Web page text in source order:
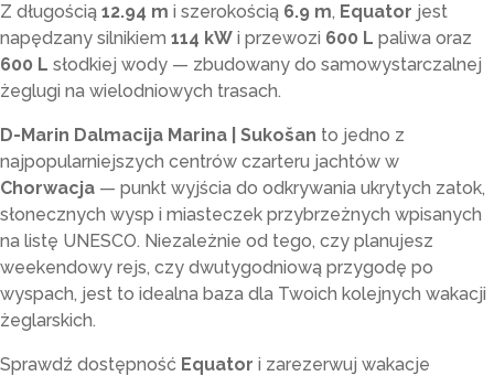
Z długością 12.94 m i szerokością 6.9 m, Equator jest
napędzany silnikiem 114 kW i przewozi 600 L paliwa oraz
600 L słodkiej wody — zbudowany do samowystarczalnej
żeglugi na wielodniowych trasach.
D-Marin Dalmacija Marina | Sukošan to jedno z
najpopularniejszych centrów czarteru jachtów w
Chorwacja — punkt wyjścia do odkrywania ukrytych zatok,
słonecznych wysp i miasteczek przybrzeżnych wpisanych
na listę UNESCO. Niezależnie od tego, czy planujesz
weekendowy rejs, czy dwutygodniową przygodę po
wyspach, jest to idealna baza dla Twoich kolejnych wakacji
żeglarskich.
Sprawdź dostępność Equator i zarezerwuj wakacje